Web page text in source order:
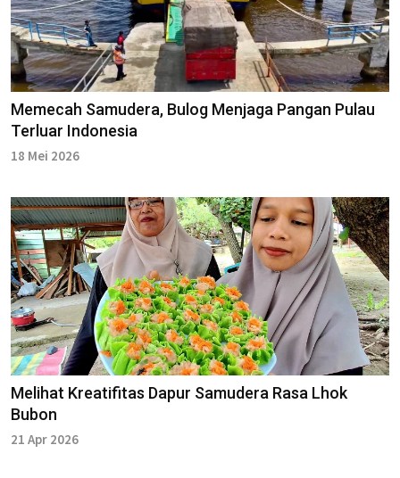
Memecah Samudera, Bulog Menjaga Pangan Pulau
Terluar Indonesia
18 Mei 2026
Melihat Kreatifitas Dapur Samudera Rasa Lhok
Bubon
21 Apr 2026